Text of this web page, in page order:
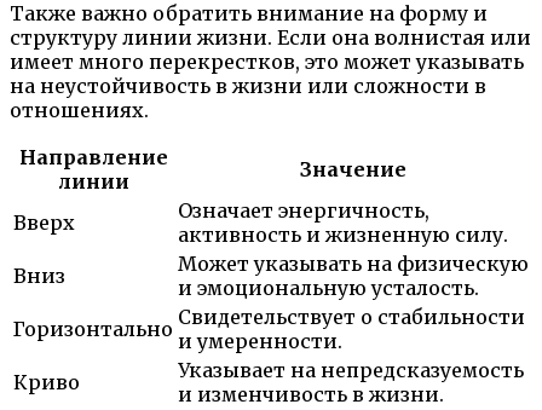
Также важно обратить внимание на форму и
структуру линии жизни. Если она волнистая или
имеет много перекрестков, это может указывать
на неустойчивость в жизни или сложности в
отношениях.
Направление
линии
Значение
Вверх
Означает энергичность,
активность и жизненную силу.
Вниз
Может указывать на физическую
и эмоциональную усталость.
Горизонтально Свидетельствует о стабильности
и умеренности.
Криво
Указывает на непредсказуемость
и изменчивость в жизни.